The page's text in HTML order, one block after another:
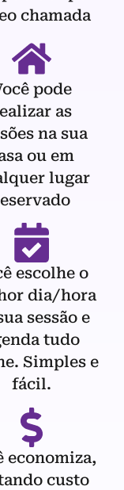
chamada
pode
as
na sua
ou em
lugar
escolhe o
dia/hora
sessão e
tudo
Simples e
fácil.
economiza,
custo